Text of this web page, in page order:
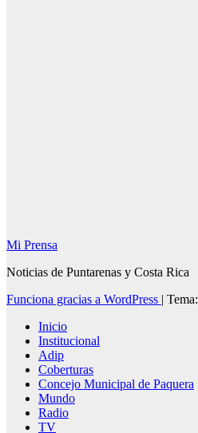
Mi Prensa
Noticias de Puntarenas y Costa Rica
Funciona gracias a WordPress | Tema:
Inicio
Institucional
Adip
Coberturas
Concejo Municipal de Paquera
Mundo
Radio
TV